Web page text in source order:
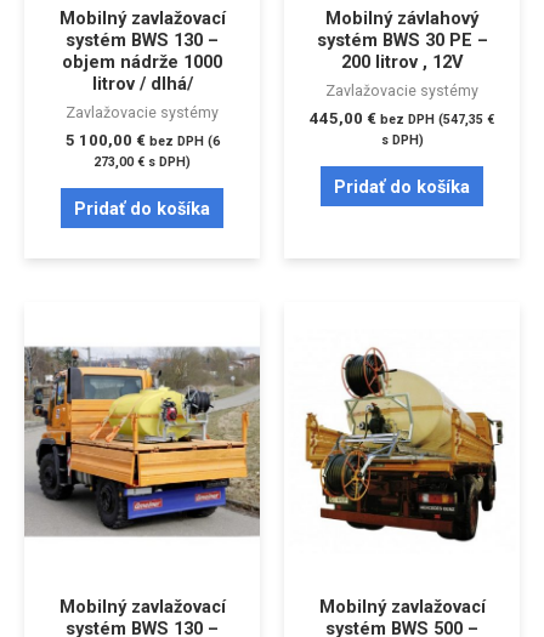
Mobilný zavlažovací
systém BWS 130 –
objem nádrže 1000
litrov / dlhá/
Zavlažovacie systémy
5 100,00 € bez DPH (6
273,00€ s DPH)
Pridať do košíka
Mobilný závlahový
systém BWS 30 PE –
200 litrov , 12V
Zavlažovacie systémy
445,00 € bez DPH (547,35 €
s DPH)
Pridať do košíka
Mobilný zavlažovací
systém BWS 130 –
Mobilný zavlažovací
systém BWS 500 –